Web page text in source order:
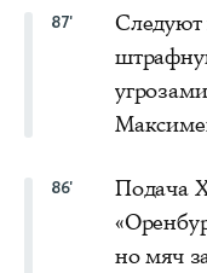
87'
Следуют
86'
Подача
но мяч